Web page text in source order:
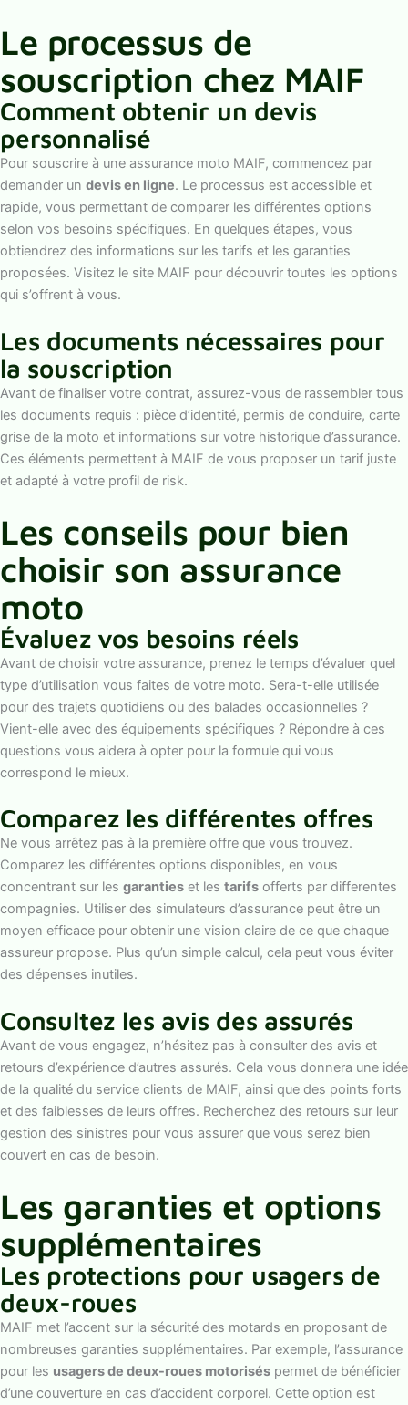
Le processus de
souscription chez MAIF
Comment obtenir un devis
personnalisé
Pour souscrire à une assurance moto MAIF, commencez par
demander un devis en ligne. Le processus est accessible et
rapide, vous permettant de comparer les différentes options
selon vos besoins spécifiques. En quelques étapes, vous
obtiendrez des informations sur les tarifs et les garanties
proposées. Visitez le site MAIF pour découvrir toutes les options
qui s’offrent à vous.
Les documents nécessaires pour
la souscription
Avant de finaliser votre contrat, assurez-vous de rassembler tous
les documents requis : pièce d’identité, permis de conduire, carte
grise de la moto et informations sur votre historique d’assurance.
Ces éléments permettent à MAIF de vous proposer un tarif juste
et adapté à votre profil de risk.
Les conseils pour bien
choisir son assurance
moto
Évaluez vos besoins réels
Avant de choisir votre assurance, prenez le temps d’évaluer quel
type d’utilisation vous faites de votre moto. Sera-t-elle utilisée
pour des trajets quotidiens ou des balades occasionnelles ?
Vient-elle avec des équipements spécifiques ? Répondre à ces
questions vous aidera à opter pour la formule qui vous
correspond le mieux.
Comparez les différentes offres
Ne vous arrêtez pas à la première offre que vous trouvez.
Comparez les différentes options disponibles, en vous
concentrant sur les garanties et les tarifs offerts par differentes
compagnies. Utiliser des simulateurs d’assurance peut être un
moyen efficace pour obtenir une vision claire de ce que chaque
assureur propose. Plus qu’un simple calcul, cela peut vous éviter
des dépenses inutiles.
Consultez les avis des assurés
Avant de vous engagez, n’hésitez pas à consulter des avis et
retours d’expérience d’autres assurés. Cela vous donnera une idée
de la qualité du service clients de MAIF, ainsi que des points forts
et des faiblesses de leurs offres. Recherchez des retours sur leur
gestion des sinistres pour vous assurer que vous serez bien
couvert en cas de besoin.
Les garanties et options
supplémentaires
Les protections pour usagers de
deux-roues
MAIF met l’accent sur la sécurité des motards en proposant de
nombreuses garanties supplémentaires. Par exemple, l’assurance
pour les usagers de deux-roues motorisés permet de bénéficier
d’une couverture en cas d’accident corporel. Cette option est